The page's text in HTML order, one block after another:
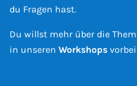
du Fragen hast.
Du willst mehr über die
in unseren Workshops